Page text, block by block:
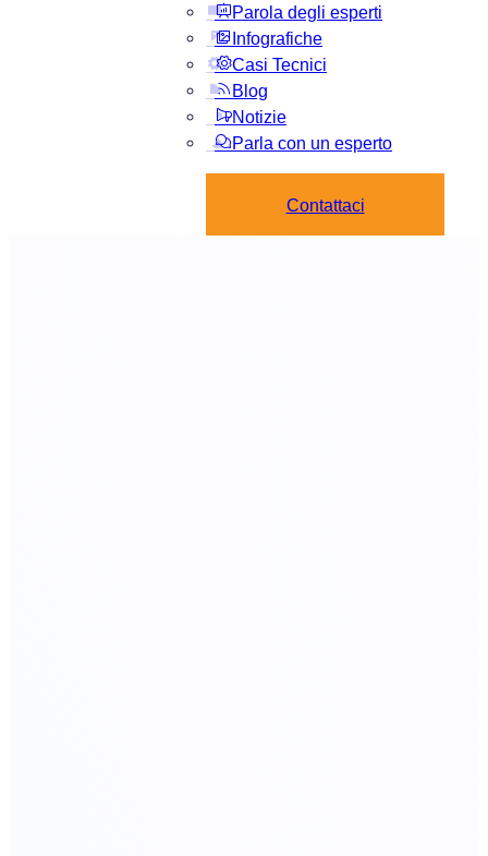
Parola degli esperti
Infografiche
Casi Tecnici
Blog
Notizie
Parla con un esperto
Contattaci